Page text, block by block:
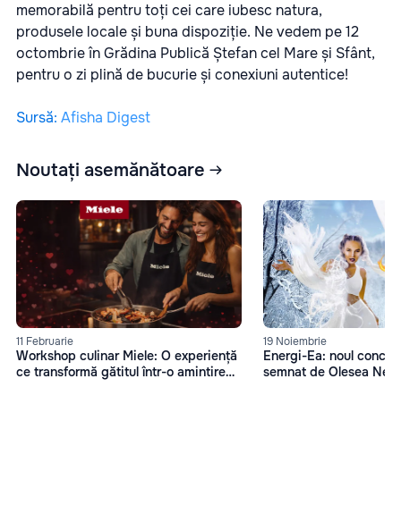
memorabilă pentru toți cei care iubesc natura,
produsele locale și buna dispoziție. Ne vedem pe 12
octombrie în Grădina Publică Ștefan cel Mare și Sfânt,
pentru o zi plină de bucurie și conexiuni autentice!
Sursă: Afisha Digest
Noutați asemănătoare
11 Februarie
Workshop culinar Miele: O experiență
ce transformă gătitul într-o amintire
19 Noiembrie
Energi-Ea: noul
semnat de Olesea